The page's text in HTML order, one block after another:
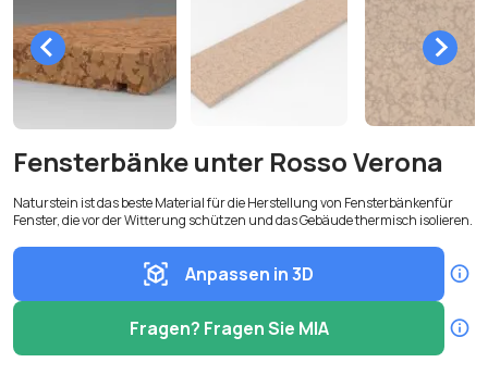
Fensterbänke unter Rosso Verona
Naturstein ist das beste Material für die Herstellung von Fensterbänkenfür
Fenster, die vor der Witterung schützen und das Gebäude thermisch isolieren.
Anpassen in 3D
Fragen? Fragen Sie MIA